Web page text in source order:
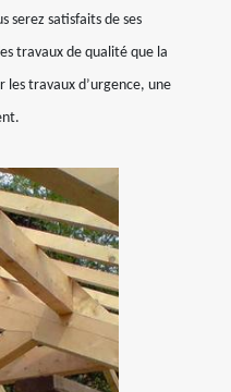
serez satisfaits de ses
travaux de qualité que la
les travaux d’urgence, une